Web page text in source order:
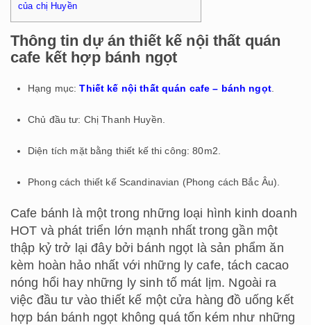
của chị Huyền
Thông tin dự án thiết kế nội thất quán
cafe kết hợp bánh ngọt
Hạng mục:Thiết kế nội thất quán cafe – bánh ngọt.
Chủ đầu tư: Chị Thanh Huyền.
Diện tích mặt bằng thiết kế thi công: 80m2.
Phong cách thiết kế Scandinavian (Phong cách Bắc Âu).
Cafe bánh là một trong những loại hình kinh doanh
HOT và phát triển lớn mạnh nhất trong gần một
thập kỷ trở lại đây bởi bánh ngọt là sản phẩm ăn
kèm hoàn hảo nhất với những ly cafe, tách cacao
nóng hổi hay những ly sinh tố mát lịm. Ngoài ra
việc đầu tư vào thiết kế một cửa hàng đồ uống kết
hợp bán bánh ngọt không quá tốn kém như những